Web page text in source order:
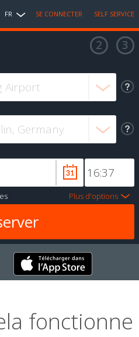
FR SE CONNECTER SELF SERVICE
Plus d'options
fonctionne